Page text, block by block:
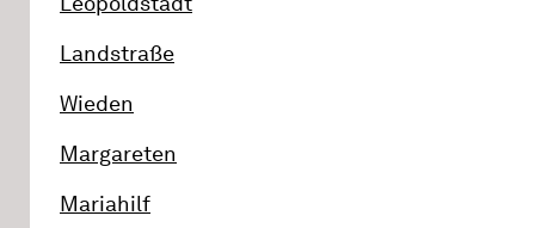
Landstraße
Wieden
Margareten
Mariahilf